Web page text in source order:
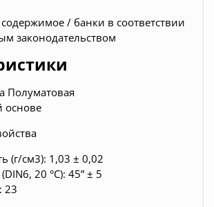
/ банки в соответствии
законодательством
Полуматовая
основе
(г/см3): 1,03 ± 0,02
20 °C): 45” ± 5
23